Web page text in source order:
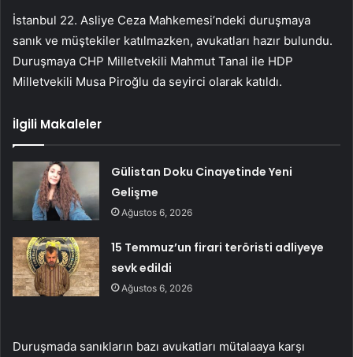
İstanbul 22. Asliye Ceza Mahkemesi’ndeki duruşmaya
sanık ve müştekiler katılmazken, avukatları hazır bulundu.
Duruşmaya CHP Milletvekili Mahmut Tanal ile HDP
Milletvekili Musa Piroğlu da seyirci olarak katıldı.
İlgili Makaleler
Gülistan Doku Cinayetinde Yeni
Gelişme
Ağustos 6, 2026
15 Temmuz’un firari teröristi adliyeye
sevk edildi
Ağustos 6, 2026
Duruşmada sanıkların bazı avukatları mütalaaya karşı